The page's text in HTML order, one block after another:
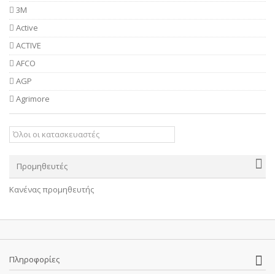
3M
Active
ACTIVE
AFCO
AGP
Agrimore
Προμηθευτές
Κανένας προμηθευτής
Πληροφορίες